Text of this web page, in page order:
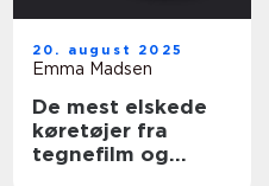
20. august 2025
Emma Madsen
De mest elskede
køretøjer fra
tegnefilm og